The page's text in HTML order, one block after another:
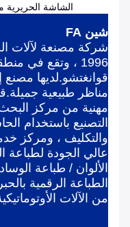
الشاشة الحريرية
شين FA
شركة مصنعة لآلات
1996 ، وتقع في
مهنية من مركز
التصنيع باستخدام
والتكليف ، ومركز
عالي الجودة لطباعة
الألوان / طباعة
الطباعة الرقمية
من الآلات